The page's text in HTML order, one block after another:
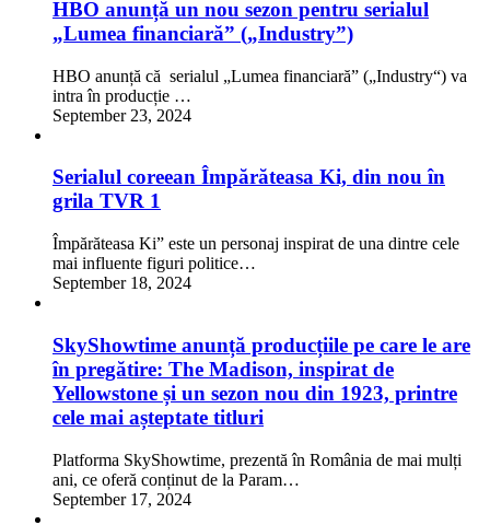
HBO anunță un nou sezon pentru serialul
„Lumea financiară” („Industry”)
HBO anunță că serialul „Lumea financiară” („Industry“) va
intra în producție …
September 23, 2024
Serialul coreean Împărăteasa Ki, din nou în
grila TVR 1
Împărăteasa Ki” este un personaj inspirat de una dintre cele
mai influente figuri politice…
September 18, 2024
SkyShowtime anunță producțiile pe care le are
în pregătire: The Madison, inspirat de
Yellowstone și un sezon nou din 1923, printre
cele mai așteptate titluri
Platforma SkyShowtime, prezentă în România de mai mulți
ani, ce oferă conținut de la Param…
September 17, 2024